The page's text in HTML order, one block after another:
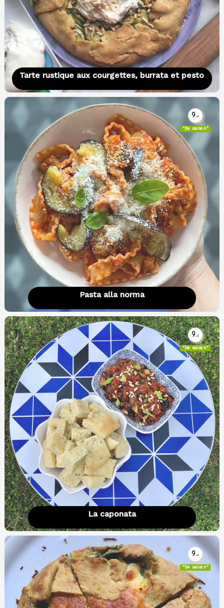
Tarte rustique aux courgettes, burrata et pesto
Pasta alla norma
9.4
"De saison"
La caponata
9.3
"De saison"
9.3
"De saison"